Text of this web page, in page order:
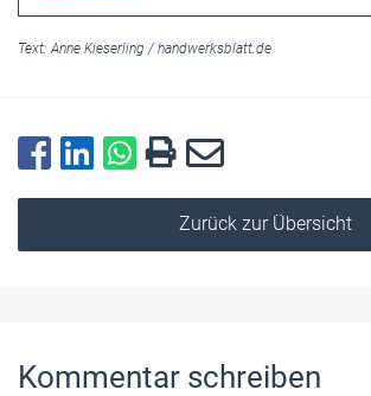
Text: Anne Kieserling / handwerksblatt.de
Zurück zur Übersicht
Kommentar schreiben